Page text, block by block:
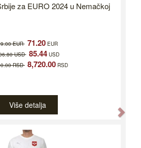
za EURO 2024 u Nemačkoj
EUR 71.20EUR
USD 85.44USD
RSD 8,720.00 RSD
Više detalja